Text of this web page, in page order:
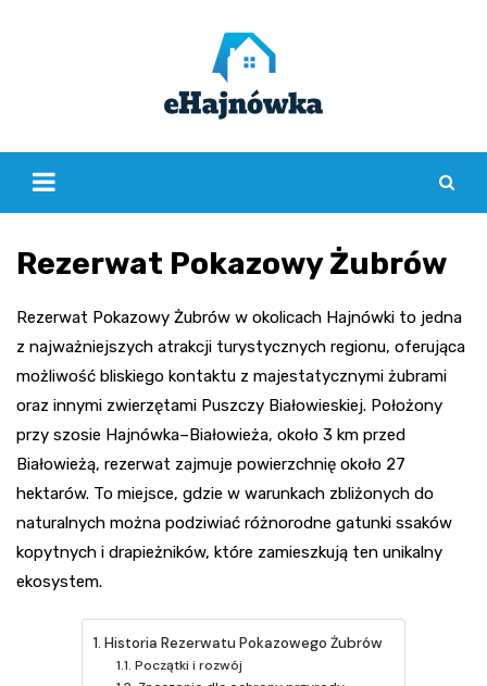
Rezerwat Pokazowy Żubrów
Rezerwat Pokazowy Żubrów w okolicach Hajnówki to jedna
z najważniejszych atrakcji turystycznych regionu, oferująca
możliwość bliskiego kontaktu z majestatycznymi żubrami
oraz innymi zwierzętami Puszczy Białowieskiej. Położony
przy szosie Hajnówka–Białowieża, około 3 km przed
Białowieżą, rezerwat zajmuje powierzchnię około 27
hektarów. To miejsce, gdzie w warunkach zbliżonych do
naturalnych można podziwiać różnorodne gatunki ssaków
kopytnych i drapieżników, które zamieszkują ten unikalny
ekosystem.
Historia Rezerwatu Pokazowego Żubrów
Początki i rozwój